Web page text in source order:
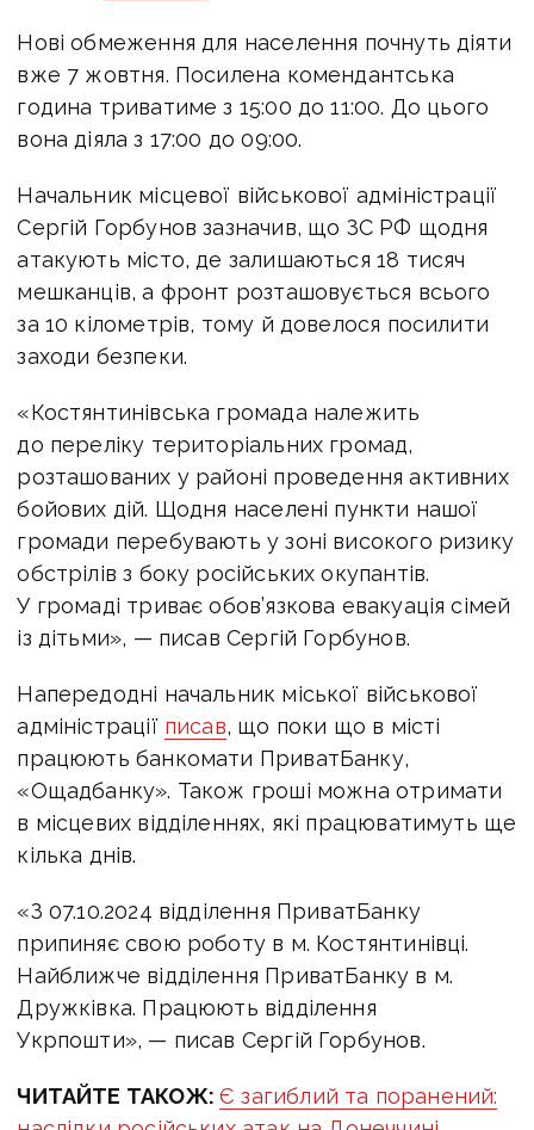
Нові обмеження для населення почнуть діяти
вже 7 жовтня. Посилена комендантська
година триватиме з 15:00 до 11:00. До цього
вона діяла з 17:00 до 09:00.
Начальник місцевої військової адміністрації
Сергій Горбунов зазначив, що ЗС РФ щодня
атакують місто, де залишаються 18 тисяч
мешканців, а фронт розташовується всього
за 10 кілометрів, тому й довелося посилити
заходи безпеки.
«Костянтинівська громада належить
до переліку територіальних громад,
розташованих у районі проведення активних
бойових дій. Щодня населені пункти нашої
громади перебувають у зоні високого ризику
обстрілів з боку російських окупантів.
У громаді триває обов’язкова евакуація сімей
із дітьми», — писав Сергій Горбунов.
Напередодні начальник міської військової
адміністрації писав, що поки що в місті
працюють банкомати ПриватБанку,
«Ощадбанку». Також гроші можна отримати
в місцевих відділеннях, які працюватимуть ще
кілька днів.
«З 07.10.2024 відділення ПриватБанку
припиняє свою роботу в м. Костянтинівці.
Найближче відділення ПриватБанку в м.
Дружківка. Працюють відділення
Укрпошти», — писав Сергій Горбунов.
ЧИТАЙТЕ ТАКОЖ:Є загиблий та поранений: